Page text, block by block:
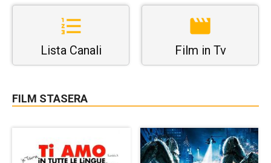
Lista Canali Film in Tv
FILM STASERA